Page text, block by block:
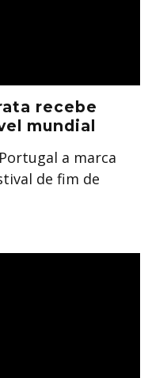
recebe
mundial
a marca
de fim de